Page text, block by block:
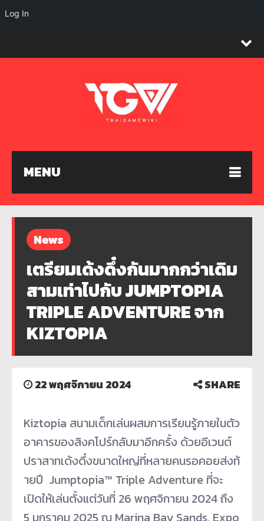
MENU
News
เตรียมเด้งดึ๋งกันมากกว่าเดิม
สามเท่าไปกับ JUMPTOPIA
TRIPLE ADVENTURE จาก
KIZTOPIA
22 พฤศจิกายน 2024 SHARE
Kiztopia สนามเด็กเล่นผสมการเรียนรู้ภายในตัว
อาคารของสิงคโปร์กลับมาอีกครั้ง ด้วยอีเวนต์
ปราสาทเด้งดึ๋งขนาดใหญ่ที่หลายคนรอคอยส่งท้
ายปี Jumptopia™ Triple Adventure ที่จะ
เปิดให้เล่นตั้งแต่วันที่ 26 พฤศจิกายน 2024 ถึง
5 มกราคม 2025 ณ Marina Bay Sands, Expo
Log In